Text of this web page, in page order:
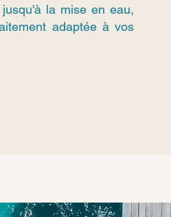
la mise en eau,
adaptée à vos